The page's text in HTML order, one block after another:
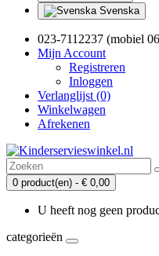
Svenska
023-7112237 (mobiel
Mijn Account
Registreren
Inloggen
Verlanglijst (0)
Winkelwagen
Afrekenen
0 product(en) - € 0,00
U heeft nog geen
categorieën